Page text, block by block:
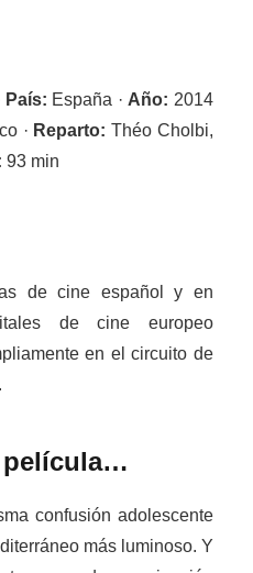
País: España · Año: 2014
· Reparto: Théo Cholbi,
93 min
de cine español y en
de cine europeo
en el circuito de
película…
confusión adolescente
más luminoso. Y